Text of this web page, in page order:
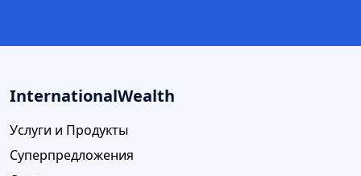
InternationalWealth
Услуги и Продукты
Суперпредложения